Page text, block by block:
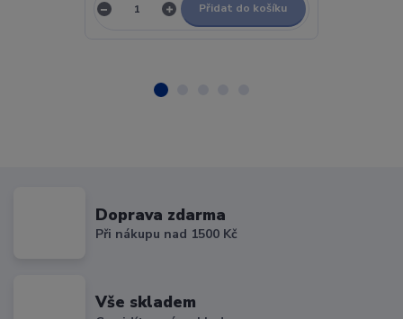
Přidat do košíku
Doprava zdarma
Při nákupu nad 1500 Kč
Vše skladem